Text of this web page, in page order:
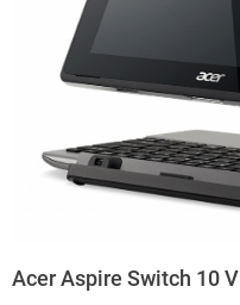
Acer Aspire Switch 10 V